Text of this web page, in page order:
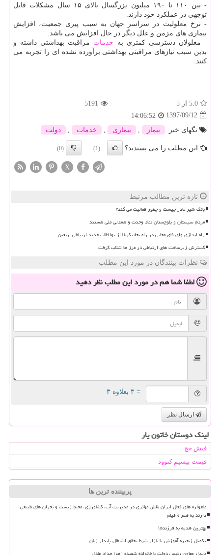
- بین ۱۱۰ تا ۱۹۰ میلیون بزرگسال بالای ۱۵ سال مشكلات قابل
توجهی در عملكرد خود دارند.
- نرخ معلولیت در سراسر جهان به سبب پیری جمعیت، افزایش
بیماری های مزمن و علل دیگر در حال افزایش می باشد.
- معلولان دسترسی كمتری به خدمات مراقبت بهداشتی داشته و
بدین سبب نیازهای مراقبتی بهداشتی برآورده نشده ای را تجربه می
كنند.
5.0 از 5
5191
1397/09/12
14:06:52
تگهای خبر:
بیمار , بیماری , خدمات , دولت
این مطلب را می پسندید؟ (1)
(0)
X
تازه ترین مطالب مرتبط
بانک شیر مادر چیست و چطور فعالیت می کند؟
مردم سیستان و بلوچستان نماد وحدت و همدلی ملی هستند
راه اندازی وای فای مجانی در راه نجف کربلا از توافقات جدید ارتباطی اربعین
گسترش زیرساخت های ارتباطی در مرز ها شتاب گرفت
نظرات بینندگان در مورد این مطلب
لطفا شما همدر مورد این مطلبنظر دهید
= ۳ بعلاوه ۳
ارسال نظر
لینک دوستان خاتون یار
فیش حج
قیمت بیسیم کنوود
پربیننده ترین ها
ماهواره های فعال ایران نقش مؤثری در مدیریت آب، کشاورزی، محیط زیست و بحران های طبیعی
دارند به همراه فیلم
بهترین هدیه به فرزندم!
تکمیل زنجیره آموزش تا بازار شرط تحقق اشتغال پایدار زنان